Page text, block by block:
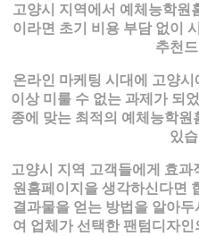
고양시 지역에서 예체능학원
이라면 초기 비용 부담 없이
추천
온라인 마케팅 시대에 고양
이상 미룰 수 없는 과제가 되
종에 맞는 최적의 예체능학
있
고양시 지역 고객들에게 효
원홈페이지을 생각하신다면
결과물을 얻는 방법을 알아
여 업체가 선택한 팬텀디자